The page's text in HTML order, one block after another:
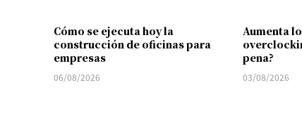
Cómo se ejecuta hoy la
construcción de oficinas para
empresas
06/08/2026
Aumenta
pena?
03/08/2026